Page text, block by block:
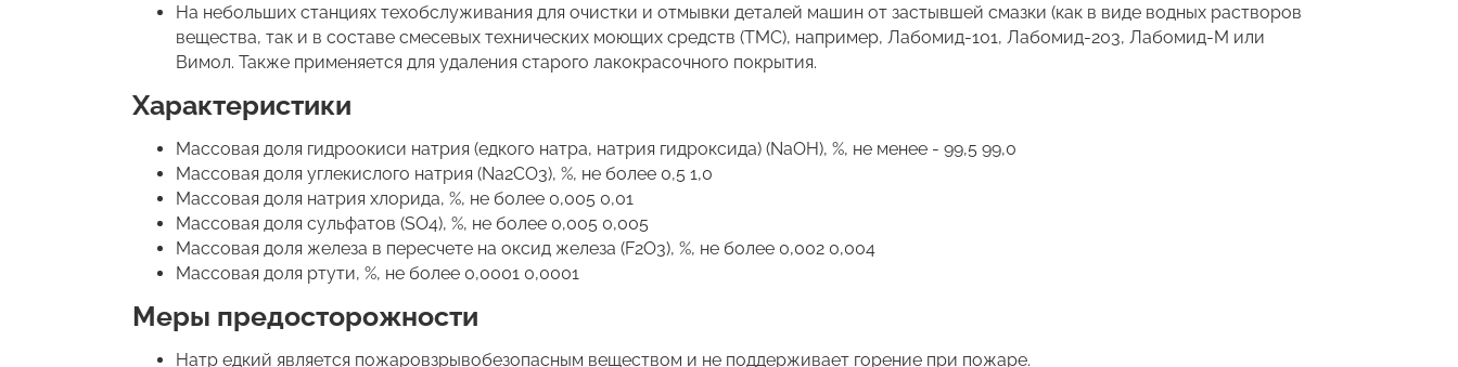
На небольших станциях техобслуживания для очистки и отмывки деталей машин от застывшей смазки (как в виде водных растворов
вещества, так и в составе смесевых технических моющих средств (ТМС), например, Лабомид-101, Лабомид-203, Лабомид-М или
Вимол. Также применяется для удаления старого лакокрасочного покрытия.
Характеристики
Массовая доля гидроокиси натрия (едкого натра, натрия гидроксида) (NaOH), %, не менее - 99,5 99,0
Массовая доля углекислого натрия (Na2CO3), %, не более 0,5 1,0
Массовая доля натрия хлорида, %, не более 0,005 0,01
Массовая доля сульфатов (SO4), %, не более 0,005 0,005
Массовая доля железа в пересчете на оксид железа (F2O3), %, не более 0,002 0,004
Массовая доля ртути, %, не более 0,0001 0,0001
Меры предосторожности
Натр едкий является пожаровзрывобезопасным веществом и не поддерживает горение при пожаре.